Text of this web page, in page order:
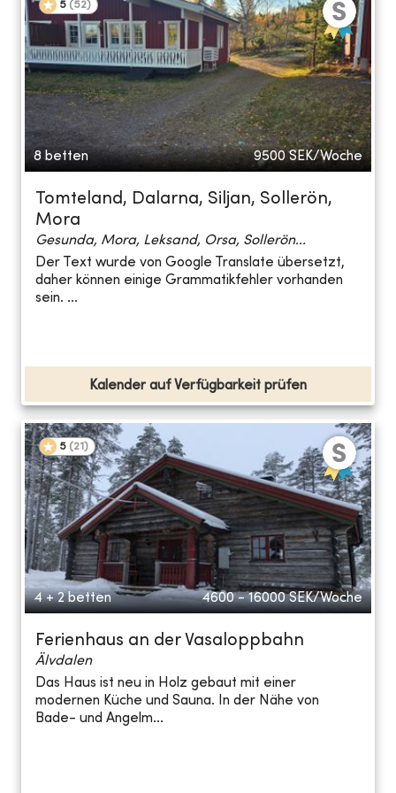
5 (52)
8 betten 9500 SEK/Woche
Tomteland, Dalarna, Siljan, Sollerön,
Mora
Gesunda, Mora, Leksand, Orsa, Sollerön...
Der Text wurde von Google Translate übersetzt,
daher können einige Grammatikfehler vorhanden
sein. ...
Kalender auf Verfügbarkeit prüfen
5 (21 )
4 + 2 betten 4600 - 16000 SEK/Woche
Ferienhaus an der Vasaloppbahn
Älvdalen
Das Haus ist neu in Holz gebaut mit einer
modernen Küche und Sauna. In der Nähe von
Bade- und Angelm...